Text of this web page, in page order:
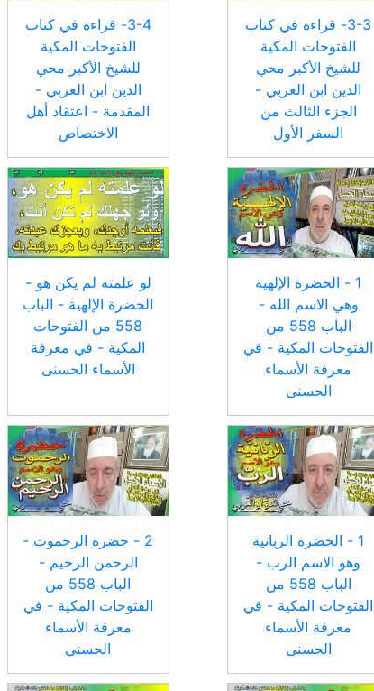
3-3- قراءة في كتاب
الفتوحات المكية
للشيخ الأكبر محي
الدين ابن العربي -
الجزء الثالث من
السفر الأول
3-4- قراءة في كتاب
الفتوحات المكية
للشيخ الأكبر محي
الدين ابن العربي -
المقدمة - اعتقاد أهل
الاختصاص
1 - الحضرة الإلهية
وهي الاسم الله -
الباب 558 من
الفتوحات المكية - في
معرفة الأسماء
الحسنى
لو علمته لم يكن هو -
الحضرة الإلهية - الباب
558 من الفتوحات
المكية - في معرفة
الأسماء الحسنى
1 - الحضرة الربانية
وهو الاسم الرب -
الباب 558 من
الفتوحات المكية - في
معرفة الأسماء
الحسنى
2 - حضرة الرحموت -
الرحمن الرحيم -
الباب 558 من
الفتوحات المكية - في
معرفة الأسماء
الحسنى